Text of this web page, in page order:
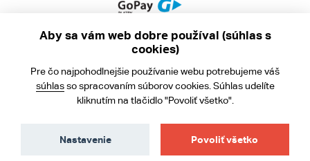
Obchodné podmienky
Ochrana osobných údajov
Aby sa vám web dobre používal (súhlas s
cookies)
Pre čo najpohodlnejšie používanie webu potrebujeme váš
súhlasso spracovaním súborov cookies. Súhlas udelíte
kliknutím na tlačidlo "Povoliť všetko".
Povoliť všetko
Nastavenie